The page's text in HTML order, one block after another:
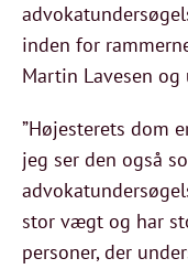
inden for
Martin Lavesen og
”Højesterets dom
jeg ser den også
stor vægt og har
personer, der